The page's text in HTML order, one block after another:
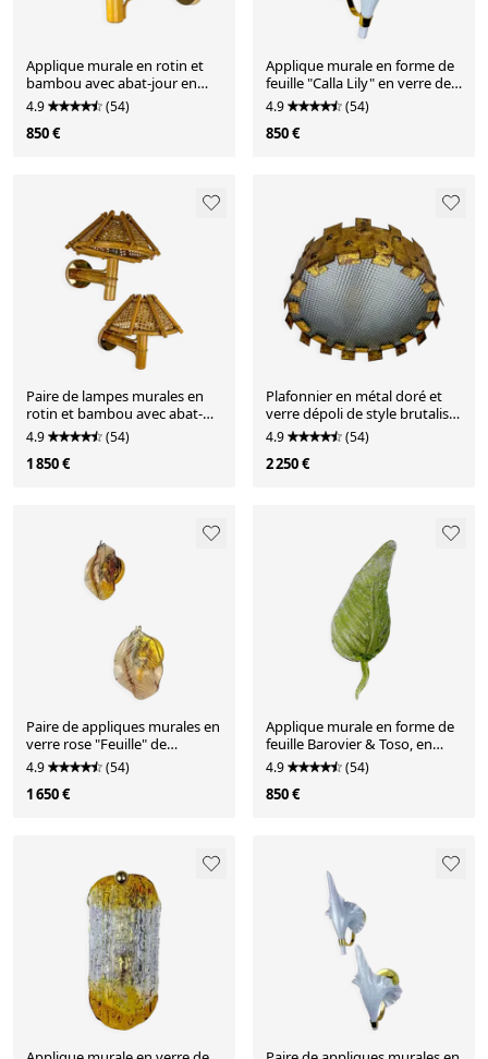
Applique murale en rotin et
bambou avec abat-jour en
osier, Italie, années 1960.
4.9 (54)
850 €
Applique murale en forme de
feuille "Calla Lily" en verre de
Murano et laiton doré, vers
les années 1970.
4.9 (54)
850 €
Paire de lampes murales en
rotin et bambou avec abat-
jours en osier, Italie, années
1960.
4.9 (54)
1 850 €
Plafonnier en métal doré et
verre dépoli de style brutaliste
en forme de couronne avec
rayons de soleil, France,
années 1960.
4.9 (54)
2 250 €
Paire de appliques murales en
verre rose "Feuille" de
Murano, Italie, années 1970
4.9 (54)
1 650 €
Applique murale en forme de
feuille Barovier & Toso, en
verre de Murano vert, Italie,
années 1960.
4.9 (54)
850 €